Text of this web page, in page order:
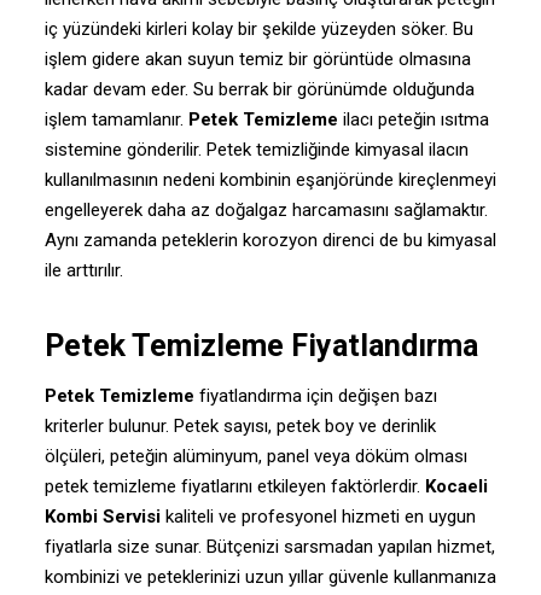
iç yüzündeki kirleri kolay bir şekilde yüzeyden söker. Bu
işlem gidere akan suyun temiz bir görüntüde olmasına
kadar devam eder. Su berrak bir görünümde olduğunda
işlem tamamlanır. Petek Temizleme ilacı peteğin ısıtma
sistemine gönderilir. Petek temizliğinde kimyasal ilacın
kullanılmasının nedeni kombinin eşanjöründe kireçlenmeyi
engelleyerek daha az doğalgaz harcamasını sağlamaktır.
Aynı zamanda peteklerin korozyon direnci de bu kimyasal
ile arttırılır.
Petek Temizleme Fiyatlandırma
Petek Temizleme fiyatlandırma için değişen bazı
kriterler bulunur. Petek sayısı, petek boy ve derinlik
ölçüleri, peteğin alüminyum, panel veya döküm olması
petek temizleme fiyatlarını etkileyen faktörlerdir. Kocaeli
Kombi Servisikaliteli ve profesyonel hizmeti en uygun
fiyatlarla size sunar. Bütçenizi sarsmadan yapılan hizmet,
kombinizi ve peteklerinizi uzun yıllar güvenle kullanmanıza